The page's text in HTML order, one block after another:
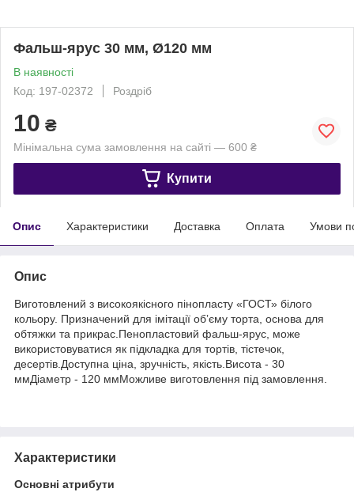
Фальш-ярус 30 мм, Ø120 мм
В наявності
Код: 197-02372
Роздріб
10 ₴
Мінімальна сума замовлення на сайті — 600 ₴
Купити
Опис Характеристики Доставка Оплата Умови
Опис
Виготовлений з високоякісного пінопласту «ГОСТ» білого
кольору. Призначений для імітації обʼєму торта, основа для
обтяжки та прикрас.Пенопластовий фальш-ярус, може
використовуватися як підкладка для тортів, тістечок,
десертів.Доступна ціна, зручність, якість.Висота - 30
ммДіаметр - 120 ммМожливе виготовлення під замовлення.
Характеристики
Основні атрибути